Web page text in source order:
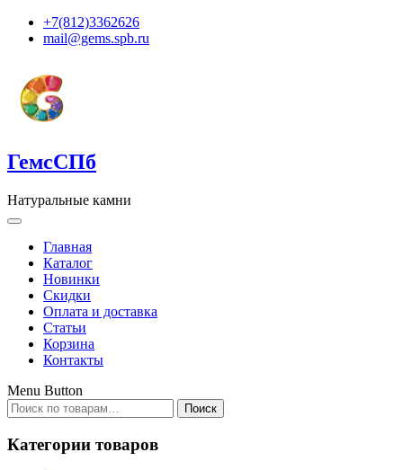
+7(812)3362626
mail@gems.spb.ru
ГемсСПб
Натуральные камни
Главная
Каталог
Новинки
Скидки
Оплата и доставка
Статьи
Корзина
Контакты
Menu Button
Искать:
Поиск
Категории товаров